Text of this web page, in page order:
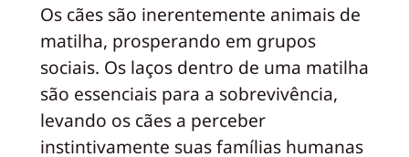
Os cães são inerentemente animais de
matilha, prosperando em grupos
sociais. Os laços dentro de uma matilha
são essenciais para a sobrevivência,
levando os cães a perceber
instintivamente suas famílias humanas